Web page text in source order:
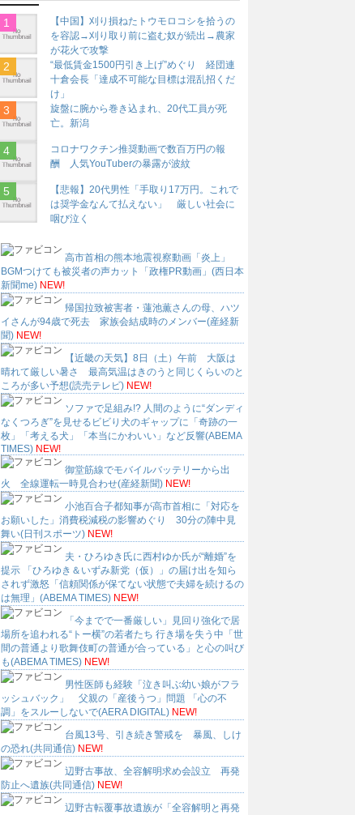
【中国】刈り損ねたトウモロコシを拾うの
を容認→刈り取り前に盗む奴が続出→農家
が花火で攻撃
“最低賃金1500円引き上げ”めぐり 経団連
十倉会長「達成不可能な目標は混乱招くだ
け」
旋盤に腕から巻き込まれ、20代工員が死
亡。新潟
コロナワクチン推奨動画で数百万円の報
酬 人気YouTuberの暴露が波紋
【悲報】20代男性「手取り17万円。これで
は奨学金なんて払えない」 厳しい社会に
咽び泣く
高市首相の熊本地震視察動画「炎上」
BGMつけても被災者の声カット「政権PR動画」(西日本
新聞me) NEW!
帰国拉致被害者・蓮池薫さんの母、ハツ
イさんが94歳で死去 家族会結成時のメンバー(産経新
聞) NEW!
【近畿の天気】8日（土）午前 大阪は
晴れて厳しい暑さ 最高気温はきのうと同じくらいのと
ころが多い予想(読売テレビ) NEW!
ソファで足組み!? 人間のように“ダンディ
なくつろぎ”を見せるビビり犬のギャップに「奇跡の一
枚」「考える犬」「本当にかわいい」など反響(ABEMA
TIMES) NEW!
御堂筋線でモバイルバッテリーから出
火 全線運転一時見合わせ(産経新聞) NEW!
小池百合子都知事が高市首相に「対応を
お願いした」消費税減税の影響めぐり 30分の陣中見
舞い(日刊スポーツ) NEW!
夫・ひろゆき氏に西村ゆか氏が“離婚”を
提示 「ひろゆき＆いずみ新党（仮）」の届け出を知ら
されず激怒「信頼関係が保てない状態で夫婦を続けるの
は無理」(ABEMA TIMES) NEW!
「今までで一番厳しい」見回り強化で居
場所を追われる“トー横”の若者たち 行き場を失う中「世
間の普通より歌舞伎町の普通が合っている」と心の叫び
も(ABEMA TIMES) NEW!
男性医師も経験「泣き叫ぶ幼い娘がフラ
ッシュバック」 父親の「産後うつ」問題 「心の不
調」をスルーしないで(AERA DIGITAL) NEW!
台風13号、引き続き警戒を 暴風、しけ
の恐れ(共同通信) NEW!
辺野古事故、全容解明求め会設立 再発
防止へ遺族(共同通信) NEW!
辺野古転覆事故遺族が「全容解明と再発